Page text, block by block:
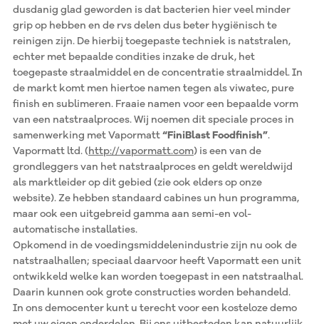
dusdanig glad geworden is dat bacterien hier veel minder
grip op hebben en de rvs delen dus beter hygiënisch te
reinigen zijn. De hierbij toegepaste techniek is natstralen,
echter met bepaalde condities inzake de druk, het
toegepaste straalmiddel en de concentratie straalmiddel. In
de markt komt men hiertoe namen tegen als viwatec, pure
finish en sublimeren. Fraaie namen voor een bepaalde vorm
van een natstraalproces. Wij noemen dit speciale proces in
samenwerking met Vapormatt“FiniBlast Foodfinish”.
Vapormatt ltd. (http://vapormatt.com) is een van de
grondleggers van het natstraalproces en geldt wereldwijd
als marktleider op dit gebied (zie ook elders op onze
website). Ze hebben standaard cabines un hun programma,
maar ook een uitgebreid gamma aan semi-en vol-
automatische installaties.
Opkomend in de voedingsmiddelenindustrie zijn nu ook de
natstraalhallen; speciaal daarvoor heeft Vapormatt een unit
ontwikkeld welke kan worden toegepast in een natstraalhal.
Daarin kunnen ook grote constructies worden behandeld.
In ons democenter kunt u terecht voor een kosteloze demo